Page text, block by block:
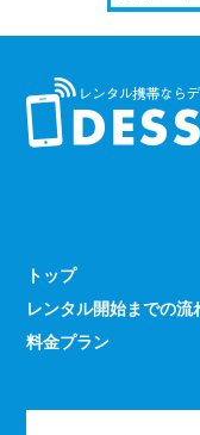
レンタルスマホに
あります。 例えば
検証用にスマホのレ
相談ください。
過去に発生した料
からスマホの利用
うな連絡手段となる
るものです。 デッ
にご契約いただける
トップ
レンタル開始までの流
料金プラン